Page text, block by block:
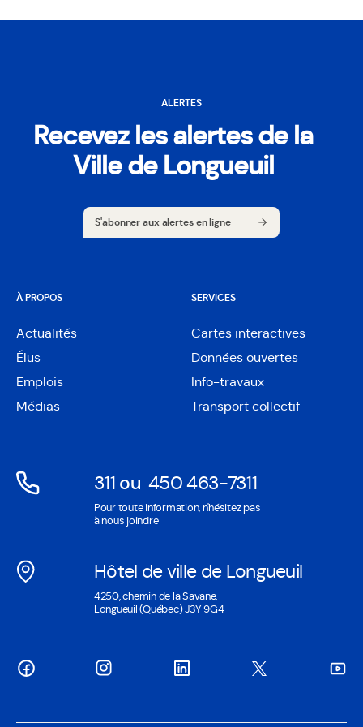
ALERTES
Recevez les alertes de la
Ville de Longueuil
S'abonner aux alertes en ligne
À PROPOS
Actualités
Élus
Emplois
Médias
SERVICES
Cartes interactives
Ouvre
dans
une
nouvelle
Données ouvertes
Ouvre
dans
une
Info-travaux
Transport collectif
311Ouvre
dans
fenêtre
ou 450 463-7311
Ouvre
dans
fenêtre
Pour toute information, n'hésitez pas
à nous joindre
Hôtel de ville de Longueuil
Ouvre
dans
4250, chemin de la Savane,
Longueuil (Québec) J3Y 9G4